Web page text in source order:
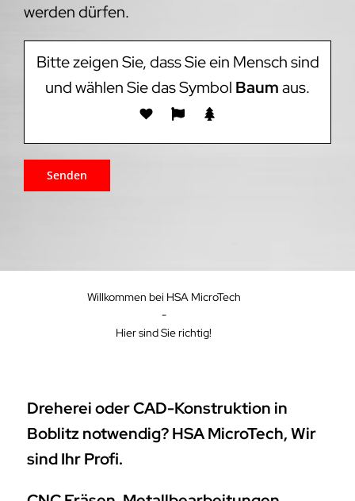
werden dürfen.
Bitte zeigen Sie, dass Sie ein Mensch sind
und wählen Sie das Symbol Baumaus.
Willkommen bei HSA MicroTech
-
Hier sind Sie richtig!
Dreherei oder CAD-Konstruktion in
Boblitz notwendig? HSA MicroTech, Wir
sind Ihr Profi.